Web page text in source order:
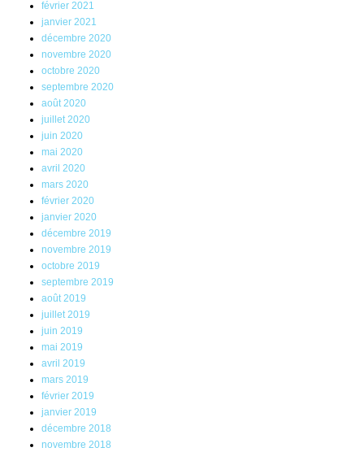
février 2021
janvier 2021
décembre 2020
novembre 2020
octobre 2020
septembre 2020
août 2020
juillet 2020
juin 2020
mai 2020
avril 2020
mars 2020
février 2020
janvier 2020
décembre 2019
novembre 2019
octobre 2019
septembre 2019
août 2019
juillet 2019
juin 2019
mai 2019
avril 2019
mars 2019
février 2019
janvier 2019
décembre 2018
novembre 2018